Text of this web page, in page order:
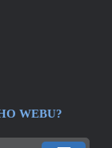
WEBU?